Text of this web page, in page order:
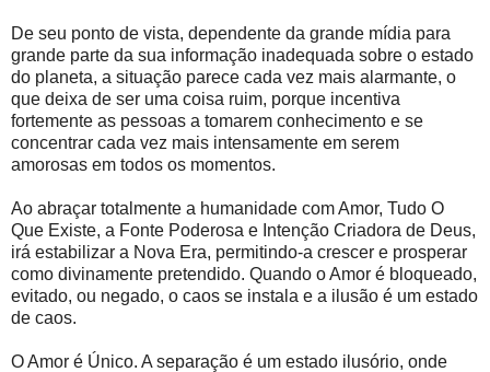
De seu ponto de vista, dependente da grande mídia para
grande parte da sua informação inadequada sobre o estado
do planeta, a situação parece cada vez mais alarmante, o
que deixa de ser uma coisa ruim, porque incentiva
fortemente as pessoas a tomarem conhecimento e se
concentrar cada vez mais intensamente em serem
amorosas em todos os momentos.
Ao abraçar totalmente a humanidade com Amor, Tudo O
Que Existe, a Fonte Poderosa e Intenção Criadora de Deus,
irá estabilizar a Nova Era, permitindo-a crescer e prosperar
como divinamente pretendido. Quando o Amor é bloqueado,
evitado, ou negado, o caos se instala e a ilusão é um estado
de caos.
O Amor é Único. A separação é um estado ilusório, onde